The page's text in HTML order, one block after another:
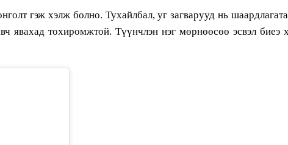
гэж хэлж болно. Тухайлбал, уг загварууд нь
явахад тохиромжтой. Түүнчлэн нэг мөрнөөсөө эсвэл биеэ